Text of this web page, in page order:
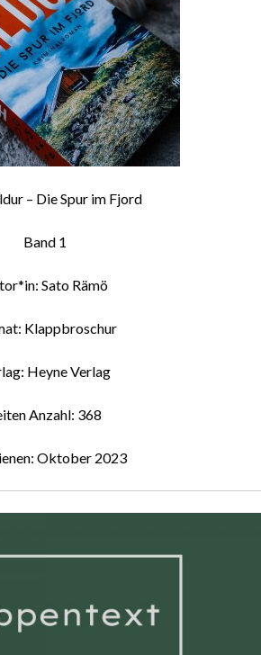
– Die Spur im Fjord
Band 1
Sato Rämö
Klappbroschur
Heyne Verlag
Anzahl: 368
Oktober 2023